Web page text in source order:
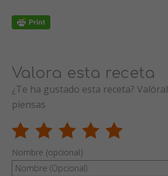
Valora esta receta
¿Te ha gustado esta receta?
piensas
Nombre (opcional)